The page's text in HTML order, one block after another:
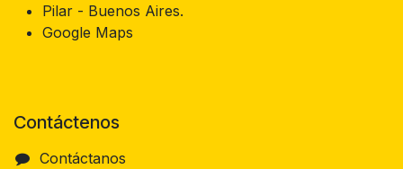
Pilar - Buenos Aires.
Google Maps
Contáctenos
Contáctanos